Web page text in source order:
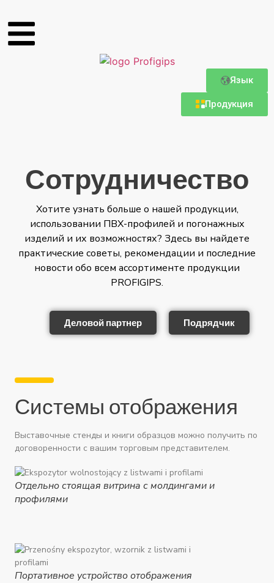
Язык
Продукция
Сотрудничество
Хотите узнать больше о нашей продукции,
использовании ПВХ-профилей и погонажных
изделий и их возможностях? Здесь вы найдете
практические советы, рекомендации и последние
новости обо всем ассортименте продукции
PROFIGIPS.
Деловой партнер Подрядчик
Системы отображения
Выставочные стенды и книги образцов можно получить по
договоренности с вашим торговым представителем.
Отдельно стоящая витрина с молдингами и
профилями
Портативное устройство отображения